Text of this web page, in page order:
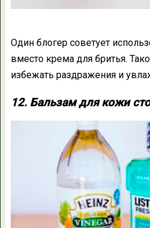
Один блогер советует
вместо крема для бритья.
избежать раздражения и
12. Бальзам для кожи